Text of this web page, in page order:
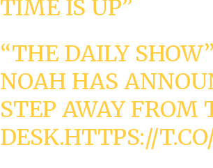
TIME IS UP”
“THE DAILY
NOAH HAS
STEP AWAY FROM
DESK.HTTPS://